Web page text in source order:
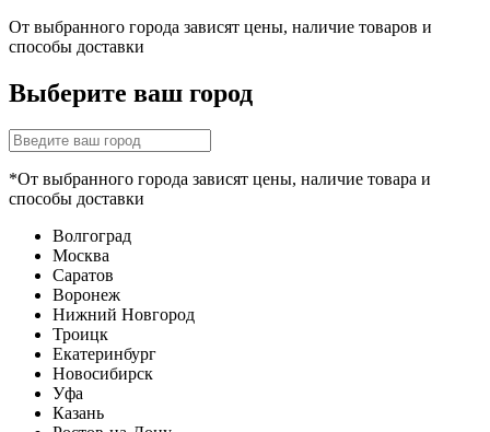
От выбранного города зависят цены, наличие товаров и
способы доставки
Выберите ваш город
*От выбранного города зависят цены, наличие товара и
способы доставки
Волгоград
Москва
Саратов
Воронеж
Нижний Новгород
Троицк
Екатеринбург
Новосибирск
Уфа
Казань